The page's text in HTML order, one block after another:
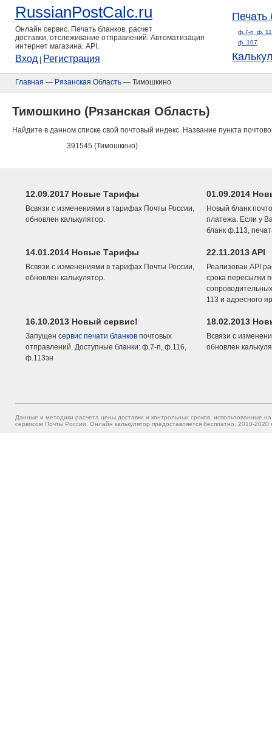
RussianPostCalc.ru
Онлайн сервис. Печать бланков, расчет
доставки, отслеживание отправлений. Автоматизация
интернет магазина. API.
Вход Регистрация
Печать
ф.7-п, ф.
ф. 107
Главная — Рязанская Область — Тимошкино
Тимошкино (Рязанская Область)
Найдите в данном списке свой почтовый индекс. Название пункта
391545 (Тимошкино)
12.09.2017 Новые Тарифы
Всвязи с изменениями в тарифах Почты России,
обновлен калькулятор.
01.09.2014
Новый бланк
платежа. Если у
бланк ф.113,
14.01.2014 Новые Тарифы
Всвязи с изменениями в тарифах Почты России,
обновлен калькулятор.
22.11.2013 API
Реализован API
срока пересылки
113 и адресного
16.10.2013 Новый сервис!
Запущен сервис печати бланков почтовых
отправлений. Доступные бланки: ф.7-п, ф.116,
ф.113эн
18.02.2013
Всвязи с
обновлен
Данные и методики расчета цены доставки и контрольных сроков, использованные
сервисом Почты России. Онлайн калькулятор предоставляется бесплатно. 2010-2020